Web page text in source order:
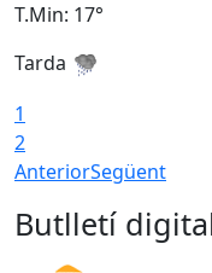
T.Min: 17°
Tarda
1
2
AnteriorSegüent
Butlletí